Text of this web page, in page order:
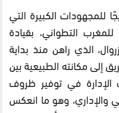
للمجهودات الكبيرة التي
التطواني، بقيادة
الذي راهن منذ بداية
إلى مكانته الطبيعية بين
الإدارة في توفير ظروف
والإداري، وهو ما انعكس